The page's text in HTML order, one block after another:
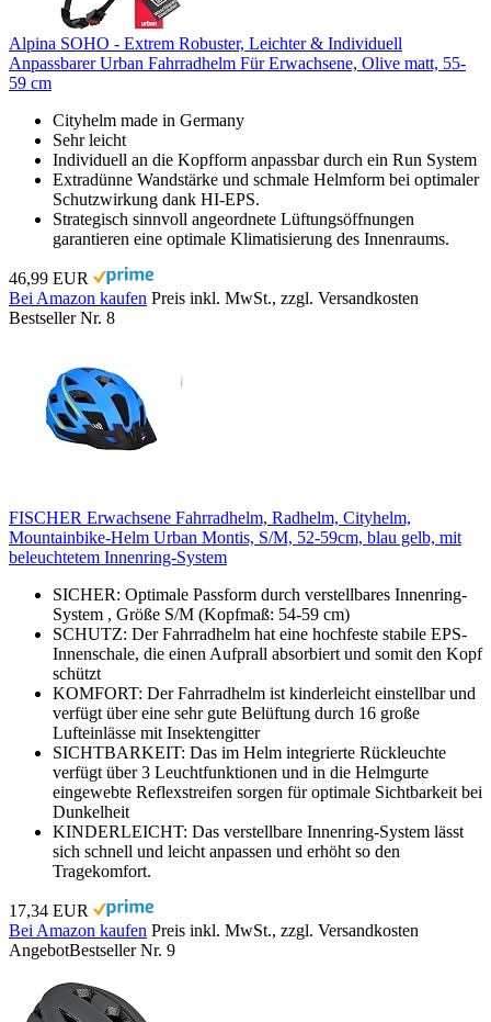
Alpina SOHO - Extrem Robuster, Leichter & Individuell
Anpassbarer Urban Fahrradhelm Für Erwachsene, Olive matt, 55-
59 cm
Cityhelm made in Germany
Sehr leicht
Individuell an die Kopfform anpassbar durch ein Run System
Extradünne Wandstärke und schmale Helmform bei optimaler
Schutzwirkung dank HI-EPS.
Strategisch sinnvoll angeordnete Lüftungsöffnungen
garantieren eine optimale Klimatisierung des Innenraums.
46,99 EUR
Bei Amazon kaufen Preis inkl. MwSt., zzgl. Versandkosten
Bestseller Nr. 8
FISCHER Erwachsene Fahrradhelm, Radhelm, Cityhelm,
Mountainbike-Helm Urban Montis, S/M, 52-59cm, blau gelb, mit
beleuchtetem Innenring-System
SICHER: Optimale Passform durch verstellbares Innenring-
System , Größe S/M (Kopfmaß: 54-59 cm)
SCHUTZ: Der Fahrradhelm hat eine hochfeste stabile EPS-
Innenschale, die einen Aufprall absorbiert und somit den Kopf
schützt
KOMFORT: Der Fahrradhelm ist kinderleicht einstellbar und
verfügt über eine sehr gute Belüftung durch 16 große
Lufteinlässe mit Insektengitter
SICHTBARKEIT: Das im Helm integrierte Rückleuchte
verfügt über 3 Leuchtfunktionen und in die Helmgurte
eingewebte Reflexstreifen sorgen für optimale Sichtbarkeit bei
Dunkelheit
KINDERLEICHT: Das verstellbare Innenring-System lässt
sich schnell und leicht anpassen und erhöht so den
Tragekomfort.
17,34 EUR
Bei Amazon kaufen Preis inkl. MwSt., zzgl. Versandkosten
AngebotBestseller Nr. 9